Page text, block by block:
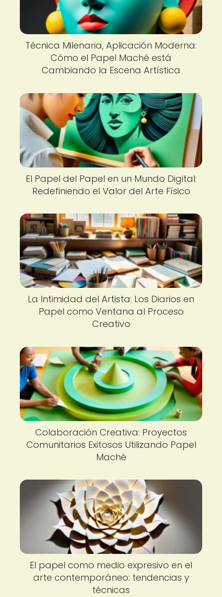
Técnica Milenaria, Aplicación Moderna:
Cómo el Papel Maché está
Cambiando la Escena Artística
El Papel del Papel en un Mundo Digital:
Redefiniendo el Valor del Arte Físico
La Intimidad del Artista: Los Diarios en
Papel como Ventana al Proceso
Creativo
Colaboración Creativa: Proyectos
Comunitarios Exitosos Utilizando Papel
Maché
El papel como medio expresivo en el
arte contemporáneo: tendencias y
técnicas